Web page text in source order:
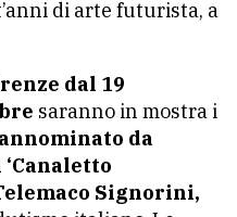
di arte futurista, a
dal 19
saranno in mostra i
da
Signorini,